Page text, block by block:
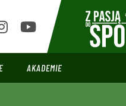
AKADEMIE